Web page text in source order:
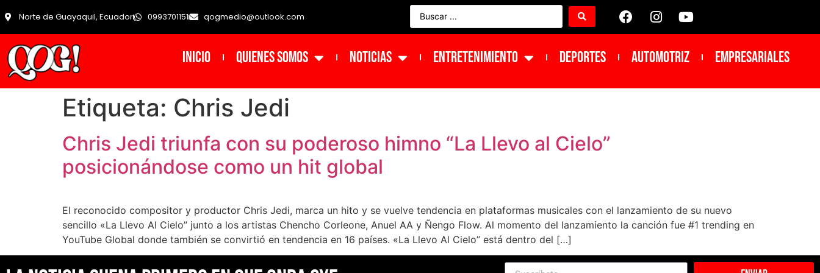
Norte de Guayaquil, Ecuador 0993701151 qogmedio@outlook.com
INICIO Quienes Somos NOTICIAS ENTRETENIMIENTO DEPORTES Automotriz Empresariales
Etiqueta: Chris Jedi
Chris Jedi triunfa con su poderoso himno “La Llevo al Cielo”
posicionándose como un hit global
El reconocido compositor y productor Chris Jedi, marca un hito y se vuelve tendencia en plataformas musicales con el lanzamiento de su nuevo
sencillo «La Llevo Al Cielo” junto a los artistas Chencho Corleone, Anuel AA y Ñengo Flow. Al momento del lanzamiento la canción fue #1 trending en
YouTube Global donde también se convirtió en tendencia en 16 países. «La Llevo Al Cielo” está dentro del […]